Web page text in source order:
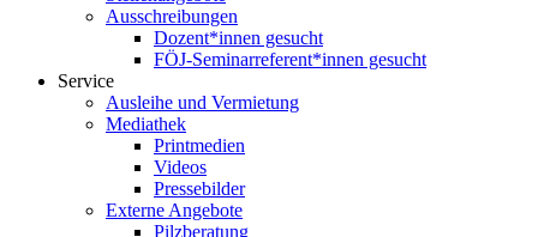
Ausschreibungen
Dozent*innen gesucht
FÖJ-Seminarreferent*innen gesucht
Service
Ausleihe und Vermietung
Mediathek
Printmedien
Videos
Pressebilder
Externe Angebote
Pilzberatung